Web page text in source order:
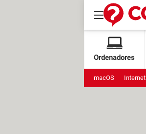
Ordenadores
macOS Internet